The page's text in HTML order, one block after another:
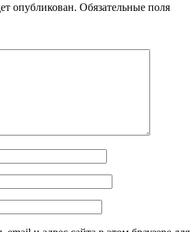
опубликован. Обязательные поля